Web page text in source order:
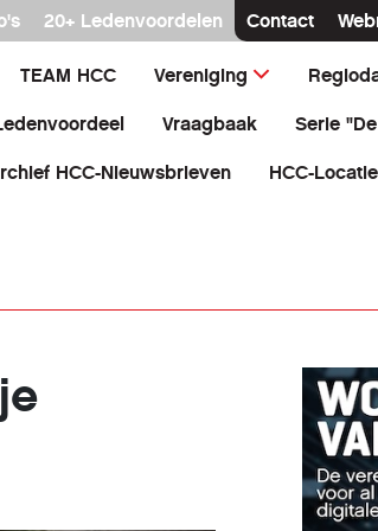
20+ Ledenvoordelen Contact
TEAM HCC Vereniging
Vraagbaak Serie
HCC-Nieuwsbrieven HCC-